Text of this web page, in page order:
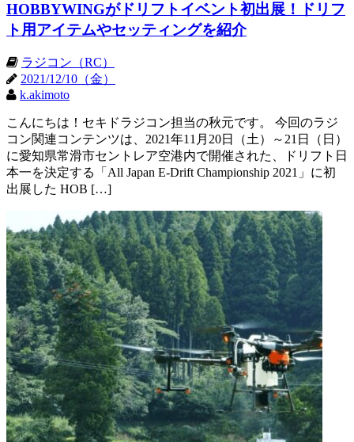
HOBBYWINGがドリフトイベント初出展！ドリフ
ト用アイテムやセッティングを紹介
ラジコン（RC）
2021/12/10（金）
k.akimoto
こんにちは！セキドラジコン担当の秋元です。 今回のラジ
コン関連コンテンツは、2021年11月20日（土）～21日（日）
に愛知県常滑市セントレア空港内で開催された、ドリフト日
本一を決定する「All Japan E-Drift Championship 2021」に初
出展した HOB […]